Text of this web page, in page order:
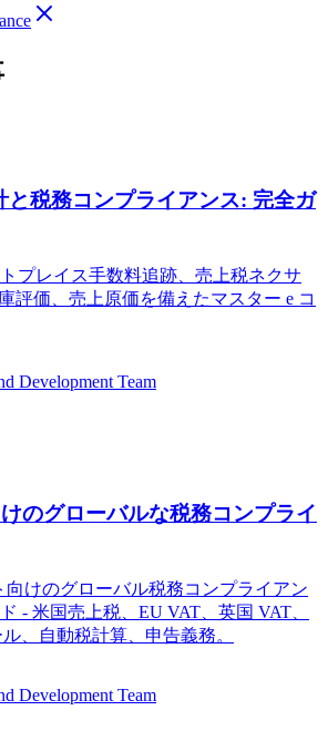
と税務コンプライアンス: 完全ガ
プレイス手数料追跡、売上税ネクサ
評価、売上原価を備えたマスター e コ
Development Team
のグローバルな税務コンプライ
向けのグローバル税務コンプライアン
- 米国売上税、EU VAT、英国 VAT、
、自動税計算、申告義務。
Development Team